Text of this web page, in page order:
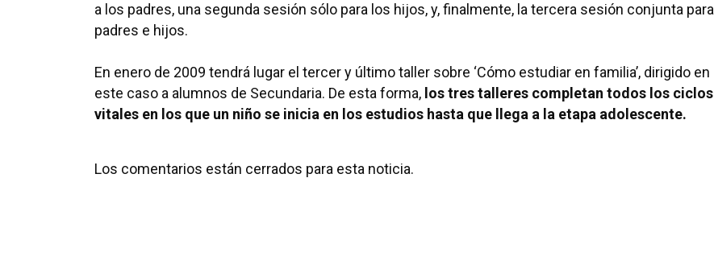
a los padres, una segunda sesión sólo para los hijos, y, finalmente, la tercera sesión conjunta para
padres e hijos.
En enero de 2009 tendrá lugar el tercer y último taller sobre ‘Cómo estudiar en familia’, dirigido en
este caso a alumnos de Secundaria. De esta forma, los tres talleres completan todos los ciclos
vitales en los que un niño se inicia en los estudios hasta que llega a la etapa adolescente.
Los comentarios están cerrados para esta noticia.